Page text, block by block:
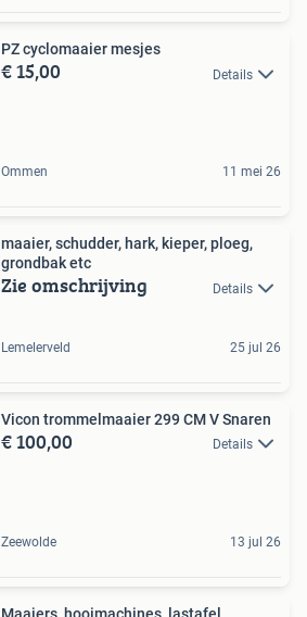
PZ cyclomaaier mesjes
€ 15,00 Details
Ommen 11 mei 26
maaier, schudder, hark, kieper, ploeg,
grondbak etc
Zie omschrijving Details
Lemelerveld 25 jul 26
Vicon trommelmaaier 299 CM V Snaren
€ 100,00 Details
Zeewolde 13 jul 26
Maaiers, hooimachines, lastafel